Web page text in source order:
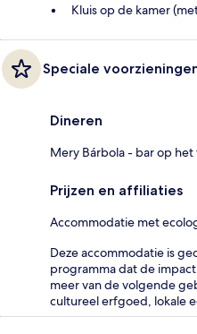
Kluis op de kamer
Speciale
Dineren
Mery Bárbola - bar op
Prijzen en affiliaties
Accommodatie met
Deze accommodatie is
programma dat de
meer van de volgende
cultureel erfgoed, lokale